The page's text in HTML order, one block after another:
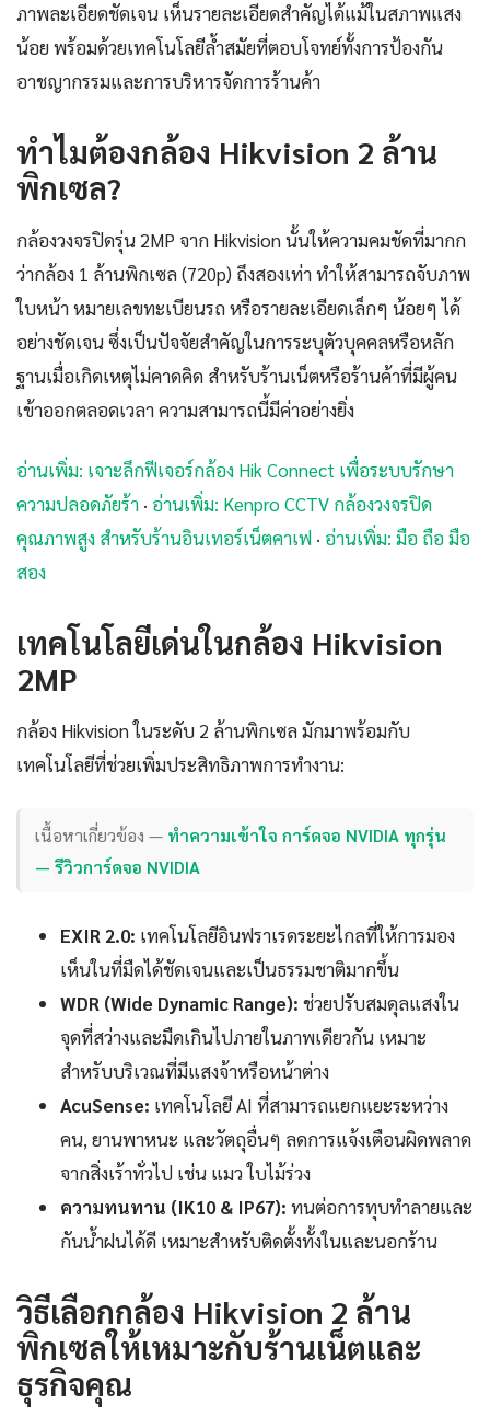
ภาพละเอียดชัดเจน เห็นรายละเอียดสำคัญได้แม้ในสภาพแสง
น้อย พร้อมด้วยเทคโนโลยีล้ำสมัยที่ตอบโจทย์ทั้งการป้องกัน
อาชญากรรมและการบริหารจัดการร้านค้า
ทำไมต้องกล้อง Hikvision 2 ล้าน
พิกเซล?
กล้องวงจรปิดรุ่น 2MP จาก Hikvision นั้นให้ความคมชัดที่มากก
ว่ากล้อง 1 ล้านพิกเซล (720p) ถึงสองเท่า ทำให้สามารถจับภาพ
ใบหน้า หมายเลขทะเบียนรถ หรือรายละเอียดเล็กๆ น้อยๆ ได้
อย่างชัดเจน ซึ่งเป็นปัจจัยสำคัญในการระบุตัวบุคคลหรือหลัก
ฐานเมื่อเกิดเหตุไม่คาดคิด สำหรับร้านเน็ตหรือร้านค้าที่มีผู้คน
เข้าออกตลอดเวลา ความสามารถนี้มีค่าอย่างยิ่ง
อ่านเพิ่ม: เจาะลึกฟีเจอร์กล้อง Hik Connect เพื่อระบบรักษา
ความปลอดภัยร้า · อ่านเพิ่ม: Kenpro CCTV กล้องวงจรปิด
คุณภาพสูง สำหรับร้านอินเทอร์เน็ตคาเฟ · อ่านเพิ่ม: มือ ถือ มือ
สอง
เทคโนโลยีเด่นในกล้อง Hikvision
2MP
กล้อง Hikvision ในระดับ 2 ล้านพิกเซล มักมาพร้อมกับ
เทคโนโลยีที่ช่วยเพิ่มประสิทธิภาพการทำงาน:
เนื้อหาเกี่ยวข้อง — ทำความเข้าใจ การ์ดจอ NVIDIA ทุกรุ่น
— รีวิวการ์ดจอ NVIDIA
EXIR 2.0: เทคโนโลยีอินฟราเรดระยะไกลที่ให้การมอง
เห็นในที่มืดได้ชัดเจนและเป็นธรรมชาติมากขึ้น
WDR (Wide Dynamic Range): ช่วยปรับสมดุลแสงใน
จุดที่สว่างและมืดเกินไปภายในภาพเดียวกัน เหมาะ
สำหรับบริเวณที่มีแสงจ้าหรือหน้าต่าง
AcuSense: เทคโนโลยี AI ที่สามารถแยกแยะระหว่าง
คน, ยานพาหนะ และวัตถุอื่นๆ ลดการแจ้งเตือนผิดพลาด
จากสิ่งเร้าทั่วไป เช่น แมว ใบไม้ร่วง
ความทนทาน (IK10 & IP67): ทนต่อการทุบทำลายและ
กันน้ำฝนได้ดี เหมาะสำหรับติดตั้งทั้งในและนอกร้าน
วิธีเลือกกล้อง Hikvision 2 ล้าน
พิกเซลให้เหมาะกับร้านเน็ตและ
ธุรกิจคุณ